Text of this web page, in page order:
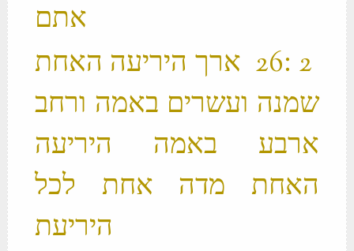
‫ 2 ׃26 ארך היריעה האחת
שמנה ועשרים באמה ורחב
ארבע באמה היריעה
האחת מדה אחת לכל